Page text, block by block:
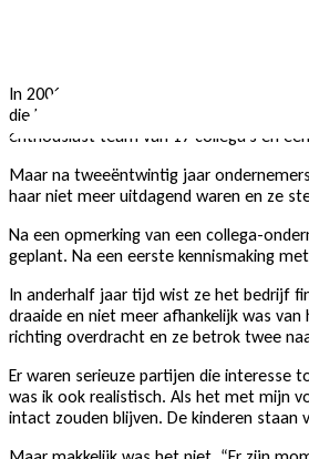
In 2001 begon Will Hendriks als pionier
die haar hielp bij de aanvraag van de
enthousiast team van 17 collega’s en
Maar na tweeëntwintig jaar
haar niet meer uitdagend waren en ze
Na een opmerking van een collega-
geplant. Na een eerste kennismaking
In anderhalf jaar tijd wist ze het bedrijf
draaide en niet meer afhankelijk was
richting overdracht en ze betrok twee
Er waren serieuze partijen die interesse
was ik ook realistisch. Als het met mijn
intact zouden blijven. De kinderen staan